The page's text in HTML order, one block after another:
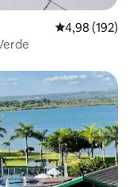
4,98 de uma
4,98 (192)